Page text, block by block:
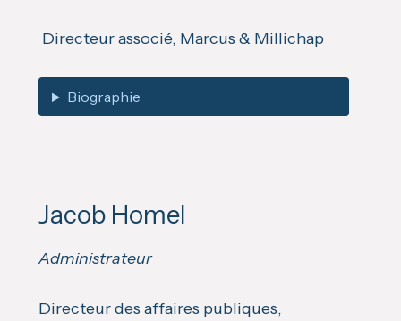
Directeur associé, Marcus & Millichap
Biographie
Jacob Homel
Administrateur
Directeur des affaires publiques,